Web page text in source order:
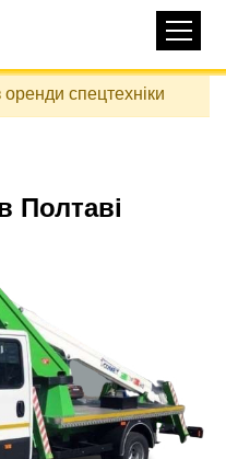
спецтехніки
Полтаві